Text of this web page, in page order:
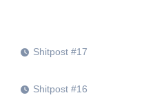
Shitpost #17
Shitpost #16